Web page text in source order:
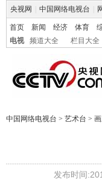
央视网 中国网络电视台
首页 新闻 经济 体育
电视
频道大全 栏目大全
中国网络电视台 > 艺术台 >
发布时间